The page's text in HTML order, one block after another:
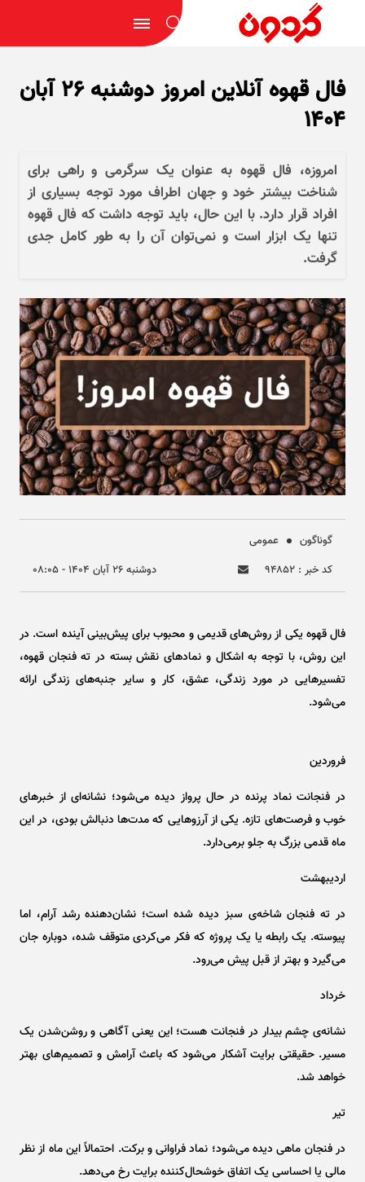
فال قهوه آنلاین امروز دوشنبه ۲۶ آبان
۱۴۰۴
امروزه، فال قهوه به عنوان یک سرگرمی و راهی برای
شناخت بیشتر خود و جهان اطراف مورد توجه بسیاری از
افراد قرار دارد. با این حال، باید توجه داشت که فال قهوه
تنها یک ابزار است و نمی‌توان آن را به طور کامل جدی
گرفت.
گوناگون
عمومی
کد خبر : ۹۴۸۵۲
دوشنبه ۲۶ آبان ۱۴۰۴ - ۰۸:۰۵
فال قهوه یکی از روش‌های قدیمی و محبوب برای پیش‌بینی آینده است. در
این روش، با توجه به اشکال و نماد‌های نقش بسته در ته فنجان قهوه،
تفسیر‌هایی در مورد زندگی، عشق، کار و سایر جنبه‌های زندگی ارائه
می‌شود.
فروردین
در فنجانت نماد پرنده در حال پرواز دیده می‌شود؛ نشانه‌ای از خبر‌های
خوب و فرصت‌های تازه. یکی از آرزو‌هایی که مدت‌ها دنبالش بودی، در این
ماه قدمی بزرگ به جلو برمی‌دارد.
اردیبهشت
در ته فنجان شاخه‌ی سبز دیده شده است؛ نشان‌دهنده رشد آرام، اما
پیوسته. یک رابطه یا یک پروژه که فکر می‌کردی متوقف شده، دوباره جان
می‌گیرد و بهتر از قبل پیش می‌رود.
خرداد
نشانه‌ی چشم بیدار در فنجانت هست؛ این یعنی آگاهی و روشن‌شدن یک
مسیر. حقیقتی برایت آشکار می‌شود که باعث آرامش و تصمیم‌های بهتر
خواهد شد.
تیر
در فنجان ماهی دیده می‌شود؛ نماد فراوانی و برکت. احتمالاً این ماه از نظر
مالی یا احساسی یک اتفاق خوشحال‌کننده برایت رخ می‌دهد.